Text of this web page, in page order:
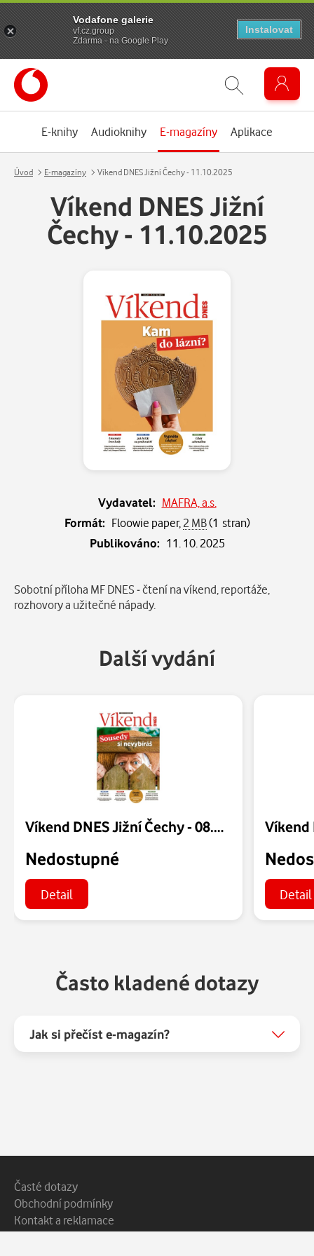
E-knihy Audioknihy E-magazíny Aplikace
Úvod E-magazíny Víkend DNES Jižní Čechy - 11.10.2025
Víkend DNES Jižní
Čechy - 11.10.2025
Vydavatel: MAFRA, a.s.
Formát: Floowie paper, 2 MB(1 stran)
Publikováno: 11. 10. 2025
Popis
Sobotní příloha MF DNES - čtení na víkend, reportáže,
rozhovory a užitečné nápady.
Další vydání
Víkend DNES Jižní Čechy - 08.08.2026
Nedostupné
Detail Detail
Často kladené dotazy
Jak si přečíst e-magazín?
Patička webu
Vedlejší navigace
Časté dotazy
Obchodní podmínky
Kontakt a reklamace
Vodafone galerie
vf.cz.group
Zdarma - na Google Play
Instalovat